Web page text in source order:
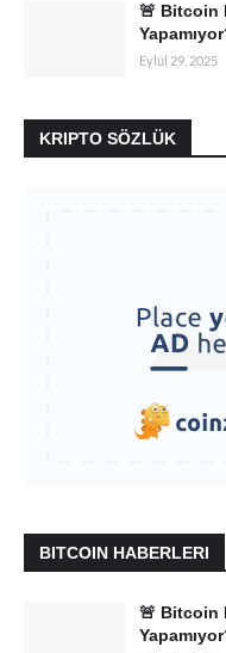
🚨 Bitcoin
Eylül 29, 2025
KRIPTO SÖZLÜK
BITCOIN HABERLERI
🚨 Bitcoin